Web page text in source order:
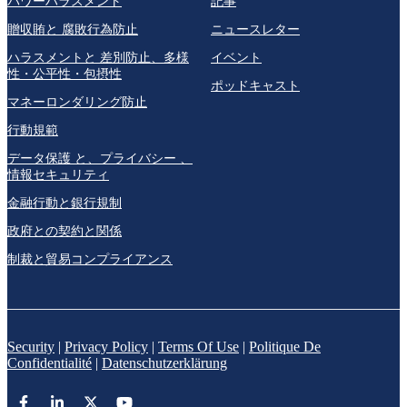
贈収賄と 腐敗行為防止
ハラスメントと 差別防止、多様
性・公平性・包摂性
マネーロンダリング防止
行動規範
データ保護 と、プライバシー 、
情報セキュリティ
金融行動と銀行規制
政府との契約と関係
制裁と貿易コンプライアンス
ニュースレター
イベント
ポッドキャスト
Security | Privacy Policy | Terms Of Use | Politique De
Confidentialité | Datenschutzerklärung